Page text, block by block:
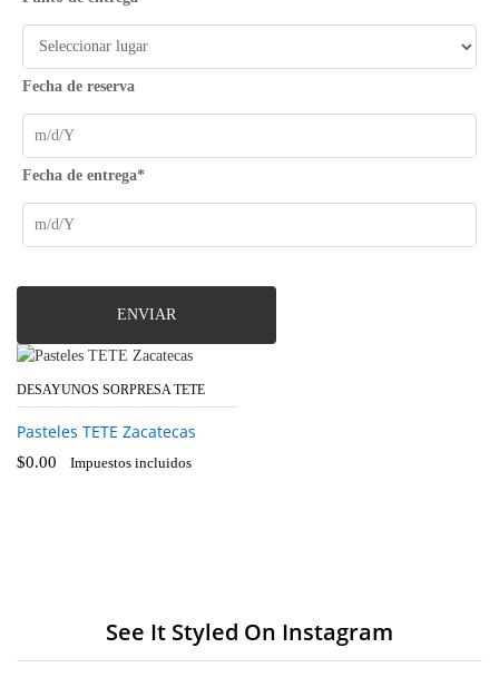
Fecha de reserva
Fecha de entrega*
ENVIAR
DESAYUNOS SORPRESA TETE
Pasteles TETE Zacatecas
$0.00 Impuestos incluidos
See It Styled On Instagram